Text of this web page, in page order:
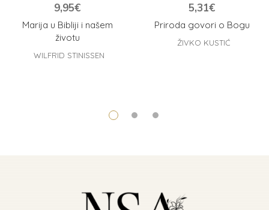
Marija u Bibliji i našem
životu
9,95€
WILFRID STINISSEN
Priroda govori o Bogu
5,31€
ŽIVKO KUSTIĆ